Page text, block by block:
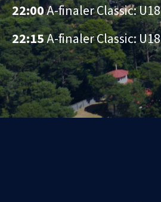
22:00A-finaler Classic: U18
22:15A-finaler Classic: U18